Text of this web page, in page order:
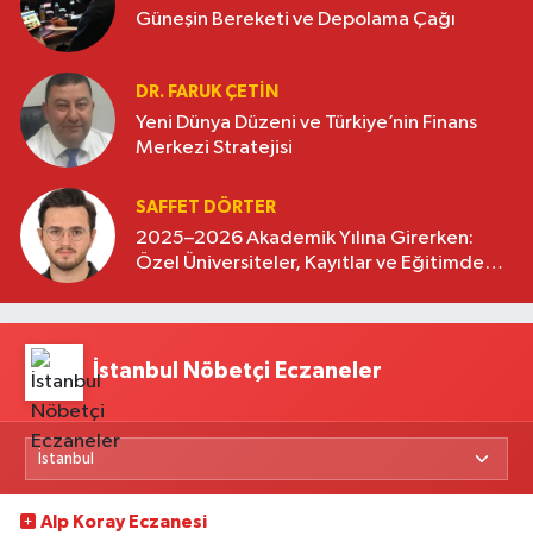
Güneşin Bereketi ve Depolama Çağı
DR. FARUK ÇETİN
Yeni Dünya Düzeni ve Türkiye’nin Finans
Merkezi Stratejisi
SAFFET DÖRTER
2025–2026 Akademik Yılına Girerken:
Özel Üniversiteler, Kayıtlar ve Eğitimde
İstanbul Nöbetçi Eczaneler
Alp Koray Eczanesi